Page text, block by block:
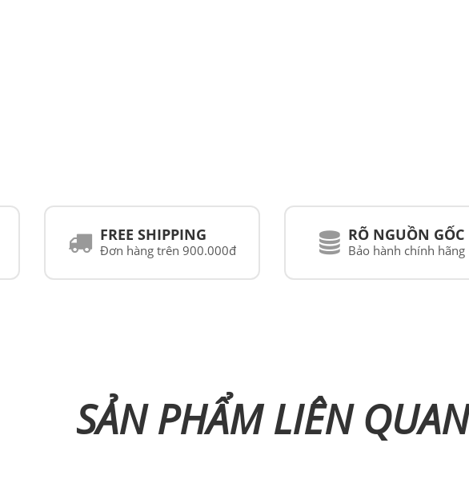
FREE SHIPPING
Đơn hàng trên 900.000đ
RÕ NGUỒN GỐC
Bảo hành chính hãng
SẢN PHẨM LIÊN QUAN